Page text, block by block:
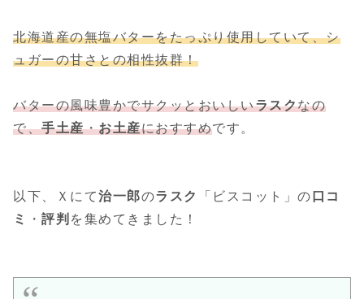
北海道産の無塩バターをたっぷり使用していて、シ
ュガーの甘さとの相性抜群！
バターの風味豊かでサクッとおいしいラスクなの
で、手土産・お土産におすすめです。
以下、Ｘにて治一郎のラスク 「ビスコット」の 口コ
ミ
・ 評判 を集めてきました！